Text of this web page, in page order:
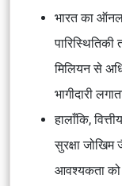
भारत का
मिलियन से
भागीदारी
हालाँकि,
सुरक्षा
आवश्यकता को